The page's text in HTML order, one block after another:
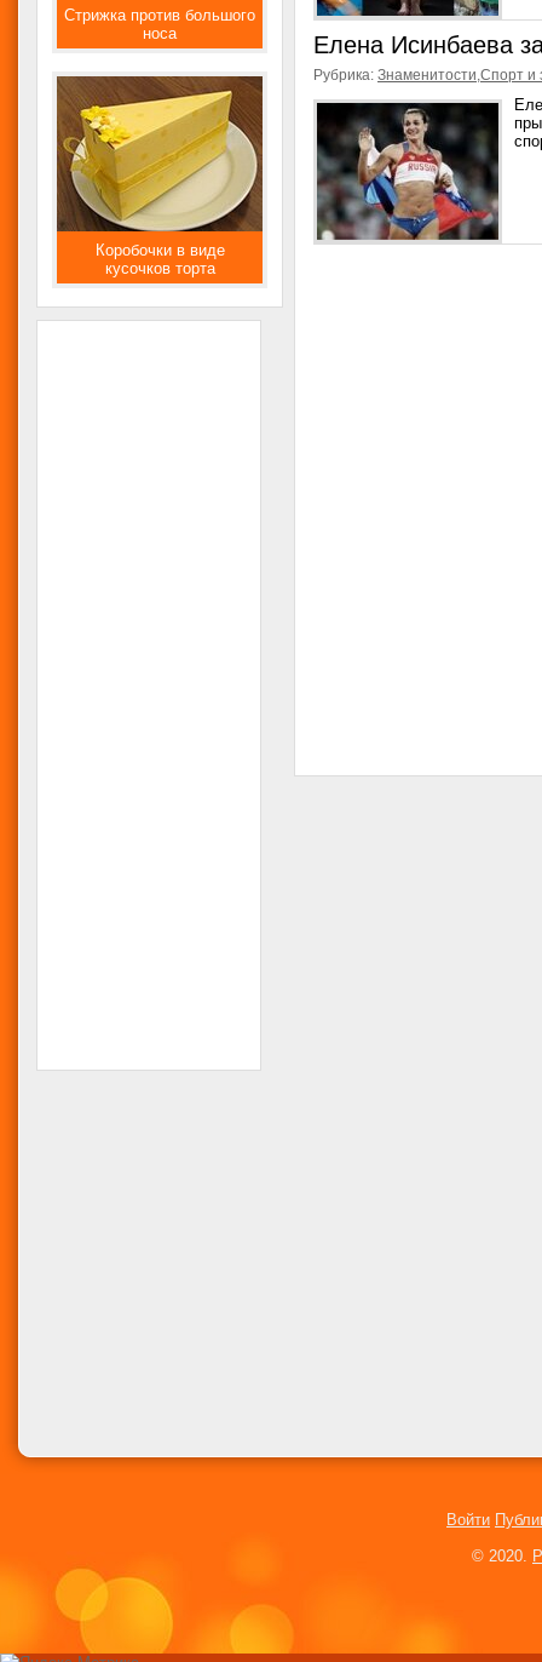
Елена Исинбаева
Рубрика: Знаменитости,Спорт и
Стрижка против большого
носа
Коробочки в виде
кусочков торта
Войти
© 2020.